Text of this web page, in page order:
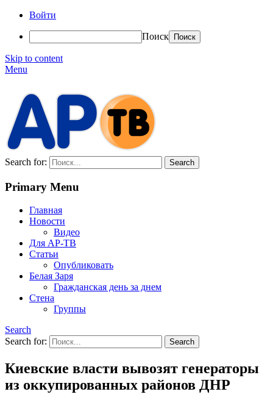
Войти
Поиск
Skip to content
Menu
Search for:
Primary Menu
Главная
Новости
Видео
Для АР-ТВ
Статьи
Опубликовать
Белая Заря
Гражданская день за днем
Стена
Группы
Search
Search for:
Киевские власти вывозят генераторы
из оккупированных районов ДНР